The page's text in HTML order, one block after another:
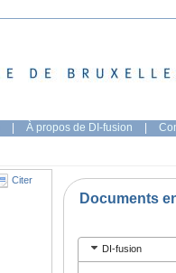
| À propos de DI-fusion |
Citer
Documents
DI-fusion